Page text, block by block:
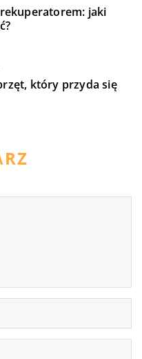
jaki
który przyda się